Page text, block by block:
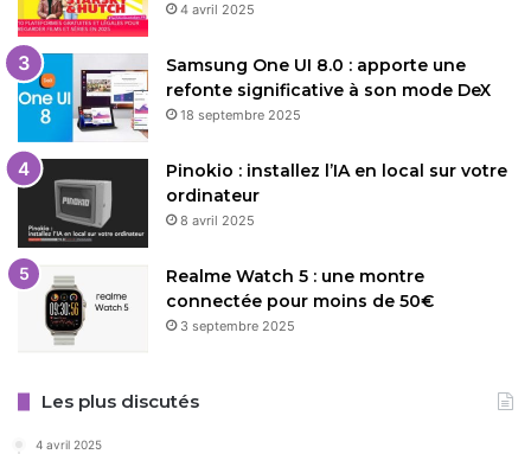
4 avril 2025
Samsung One UI 8.0 : apporte une
refonte significative à son mode DeX
18 septembre 2025
Pinokio : installez l’IA en local sur votre
ordinateur
8 avril 2025
Realme Watch 5 : une montre
connectée pour moins de 50€
3 septembre 2025
Les plus discutés
4 avril 2025